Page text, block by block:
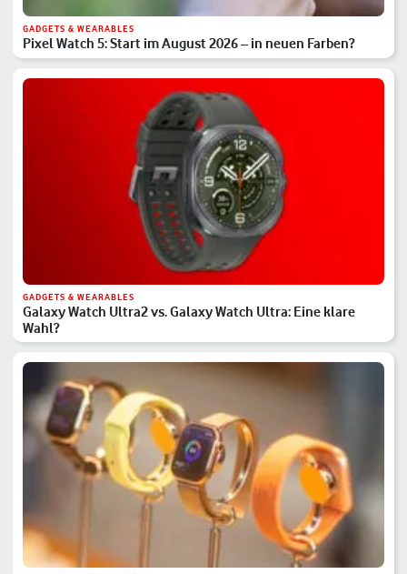
GADGETS & WEARABLES
Pixel Watch 5: Start im August 2026 – in neuen Farben?
GADGETS & WEARABLES
Galaxy Watch Ultra2 vs. Galaxy Watch Ultra: Eine klare
Wahl?